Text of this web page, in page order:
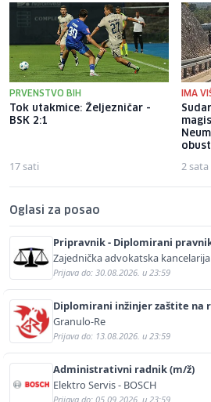
PRVENSTVO BIH
Tok utakmice: Željezničar -
BSK 2:1
17 sati
IMA
2 sata
Oglasi za posao
Pripravnik - Diplomirani
Zajednička advokatska
Kurtović
Prijava do: 30.08.2026. u 23:59
Diplomirani inžinjer zaštite na
sigurnosti i pomoći (m/ž)
Granulo-Re
Prijava do: 13.08.2026. u 23:59
Administrativni radnik (m/ž)
Elektro Servis - BOSCH
Prijava do: 05.09.2026. u 23:59